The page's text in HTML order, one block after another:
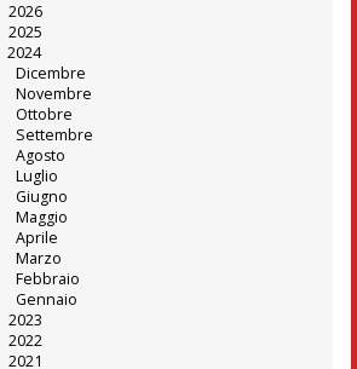
2026
2025
2024
Dicembre
Novembre
Ottobre
Settembre
Agosto
Luglio
Giugno
Maggio
Aprile
Marzo
Febbraio
Gennaio
2023
2022
2021